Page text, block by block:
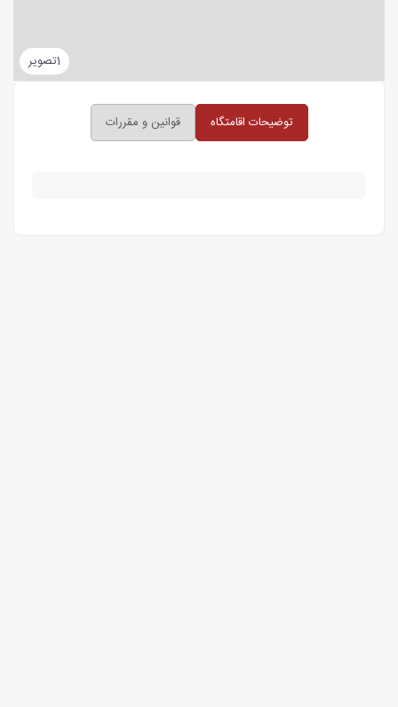
1تصویر
توضیحات اقامتگاه قوانین و مقررات